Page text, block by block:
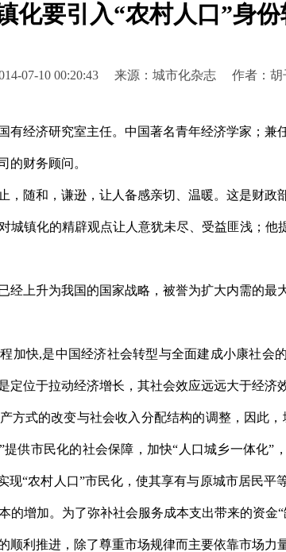
化要引入“农村人口”身
07-10 00:20:43 来源：城市化杂志 作者：
经济研究室主任。中国著名青年经济学家；兼
的财务顾问。
随和，谦逊，让人备感亲切、温暖。这是财政
城镇化的精辟观点让人意犹未尽、受益匪浅；他
上升为我国的国家战略，被誉为扩大内需的最
快,是中国经济社会转型与全面建成小康社会
定位于拉动经济增长，其社会效应远远大于经济
方式的改变与社会收入分配结构的调整，因此
提供市民化的社会保障，加快“人口城乡一体化”
现“农村人口”市民化，使其享有与原城市居民平
的增加。为了弥补社会服务成本支出带来的资金
顺利推进，除了尊重市场规律而主要依靠市场力